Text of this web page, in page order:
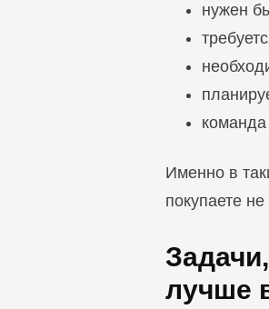
нужен
Именно в
покупаете
лучше